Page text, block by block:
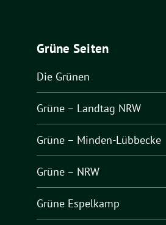
Grüne Seiten
Die Grünen
Grüne – Landtag NRW
Grüne – Minden-Lübbecke
Grüne – NRW
Grüne Espelkamp